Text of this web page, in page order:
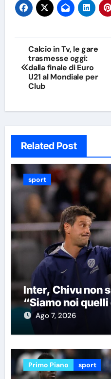
Navigazione
articoli
Calcio in Tv, le gare
trasmesse oggi:
dalla finale di Euro
U21 al Mondiale per
Club
Related Post
sport
Inter, Chivu non
“Siamo noi
Ago 7, 2026
Primo Piano sport